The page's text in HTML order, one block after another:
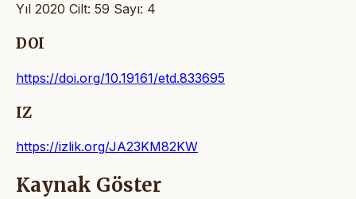
Yıl 2020 Cilt: 59 Sayı: 4
DOI
https://doi.org/10.19161/etd.833695
IZ
https://izlik.org/JA23KM82KW
Kaynak Göster